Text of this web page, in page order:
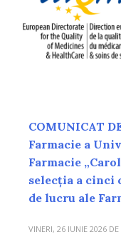
COMUNICAT
Farmacie a
Farmacie
selecția a cinci
de lucru ale
VINERI, 26 IUNIE 2026 DE